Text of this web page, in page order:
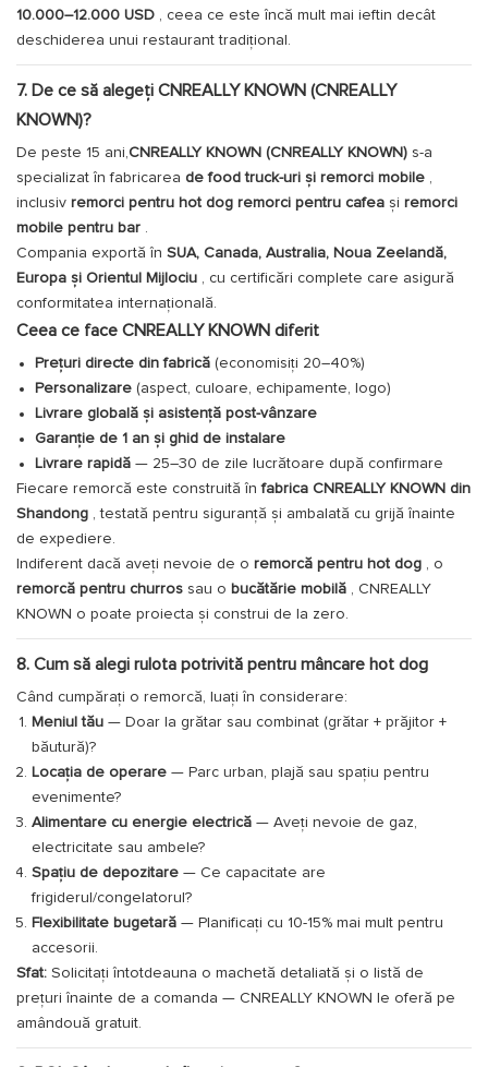
10.000–12.000 USD , ceea ce este încă mult mai ieftin decât
deschiderea unui restaurant tradițional.
7. De ce să alegeți CNREALLY KNOWN (CNREALLY
KNOWN)?
De peste 15 ani,CNREALLY KNOWN (CNREALLY KNOWN) s-a
specializat în fabricarea de food truck-uri și remorci mobile ,
inclusiv remorci pentru hot dog remorci pentru cafea și remorci
mobile pentru bar .
Compania exportă în SUA, Canada, Australia, Noua Zeelandă,
Europa și Orientul Mijlociu , cu certificări complete care asigură
conformitatea internațională.
Ceea ce face CNREALLY KNOWN diferit
Prețuri directe din fabrică(economisiți 20–40%)
Personalizare(aspect, culoare, echipamente, logo)
Livrare globală și asistență post-vânzare
Garanție de 1 an și ghid de instalare
Livrare rapidă— 25–30 de zile lucrătoare după confirmare
Fiecare remorcă este construită înfabrica CNREALLY KNOWN din
Shandong , testată pentru siguranță și ambalată cu grijă înainte
de expediere.
Indiferent dacă aveți nevoie de o remorcă pentru hot dog , o
remorcă pentru churros sau o bucătărie mobilă , CNREALLY
KNOWN o poate proiecta și construi de la zero.
8. Cum să alegi rulota potrivită pentru mâncare hot dog
Când cumpărați o remorcă, luați în considerare:
Meniul tău — Doar la grătar sau combinat (grătar + prăjitor +
băutură)?
Locația de operare — Parc urban, plajă sau spațiu pentru
evenimente?
Alimentare cu energie electrică — Aveți nevoie de gaz,
electricitate sau ambele?
Spațiu de depozitare — Ce capacitate are
frigiderul/congelatorul?
Flexibilitate bugetară — Planificați cu 10-15% mai mult pentru
accesorii.
Sfat: Solicitați întotdeauna o machetă detaliată și o listă de
prețuri înainte de a comanda — CNREALLY KNOWN le oferă pe
amândouă gratuit.